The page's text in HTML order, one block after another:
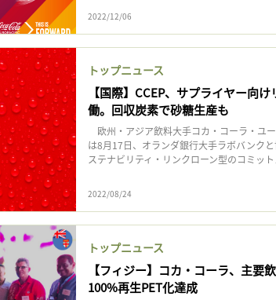
2022/12/06
トップニュース
【国際】CCEP、サプライヤー向
働。回収炭素で砂糖生産も
欧州・アジア飲料大手コカ・コーラ・ユ
は8月17日、オランダ銀行大手ラボバンク
ステナビリティ・リンクローン型のコミッ
2022/08/24
トップニュース
【フィジー】コカ・コーラ、主要
100%再生PET化達成
りに保存するには
必要です
会員登録